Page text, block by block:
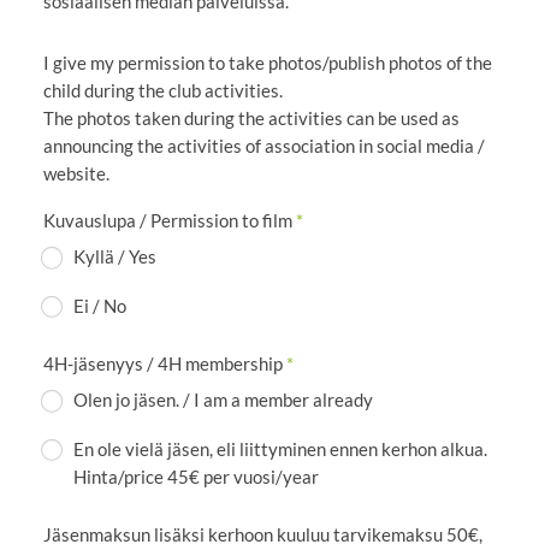
I give my permission to take photos/publish photos of the
child during the club activities.
The photos taken during the activities can be used as
announcing the activities of association in social media /
website.
Kuvauslupa / Permission to film*
Kyllä / Yes
Ei / No
4H-jäsenyys / 4H membership*
Olen jo jäsen. / I am a member already
En ole vielä jäsen, eli liittyminen ennen kerhon alkua.
Hinta/price 45€ per vuosi/year
Jäsenmaksun lisäksi kerhoon kuuluu tarvikemaksu 50€,